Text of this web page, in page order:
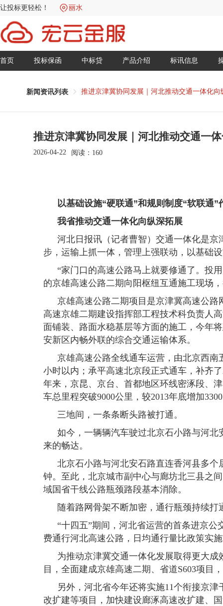
让投标更轻松！ 丽水
首页 投标保函 中标贷 产品介绍 标讯信息
新闻资讯列表 推进京津冀协同发展｜河北推动交通一体化向
推进京津冀协同发展｜河北推动交通一
2026-04-22 阅读： 160
以基础设施“硬联通”和规则制度“软联通”
我省推动交通一体化向纵深拓展
河北日报讯（记者曹智）交通一体化是
步，运输上抓一体，管理上强联动，以基础
“家门口的高速公路马上就要修通了。投
的京雄高速公路二期向阳枢纽互通施工现场
京雄高速公路二期项目是京津冀高速公
高速京雄二期建设指挥部工程技术科负责人
面铺装、路面水稳基层等方面的施工，今年
安新区内畅外联的综合交通运输体系。
京雄高速公路全线通车运营，由北京西
小时以内；承平高速北京段正式通车，补齐
年来，京昆、京台、首都地区环线密涿段、
车总里程突破9000公里，较2013年底增加
三地间，一条条断头路被打通。
如今，一辆辆汽车驶过北京石小路与河
来的畅达。
北京石小路与河北安石路直连香河县多
钟。至此，北京城市副中心与廊坊北三县之
域国省干线公路瓶颈路段基本消除。
随着路网骨架不断加密，通行瓶颈持续
“十四五”期间，河北省运营的首条进京
费通行河北高速公路，日均通行量比政策实
为推动京津冀交通一体化发展取得更大
目，全面建成京雄高速二期、省道S603项目
另外，河北省今年还将实施11个衔接京
改扩建等项目，加快建设廊涿高速改扩建、